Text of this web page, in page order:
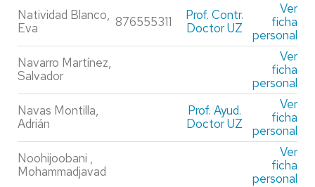
Natividad Blanco,
Eva
876555311
Prof. Contr.
Doctor UZ
Ver
ficha
personal
Navarro Martínez,
Salvador
Ver
ficha
personal
Navas Montilla,
Adrián
Prof. Ayud.
Doctor UZ
Ver
ficha
personal
Noohijoobani ,
Mohammadjavad
Ver
ficha
personal